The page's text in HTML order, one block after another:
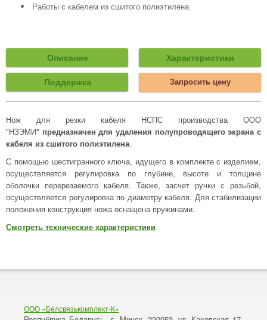
Работы с кабелем из сшитого полиэтилена
Описание Характеристики
Поддержка Запросить цену
Нож для резки кабеля НСПС производства ООО
"НЗЭМИ" предназначен для удаления полупроводящего экрана с
кабеля из сшитого полиэтилена.
С помощью шестигранного ключа, идущего в комплекте с изделием,
осуществляется регулировка по глубине, высоте и толщине
оболочки перерезаемого кабеля. Также, засчет ручки с резьбой,
осуществляется регулировка по диаметру кабеля. Для стабилизации
положения конструкция ножа оснащена пружинами.
Смотреть технические характеристики
ООО «Белсвязькомплект-К»